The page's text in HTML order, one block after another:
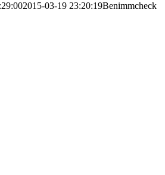
2015-03-19 23:20:19Benimmcheck